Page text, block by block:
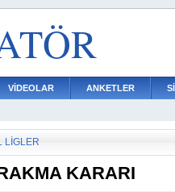
VİDEOLAR ANKETLER
LİGLER
KARARI